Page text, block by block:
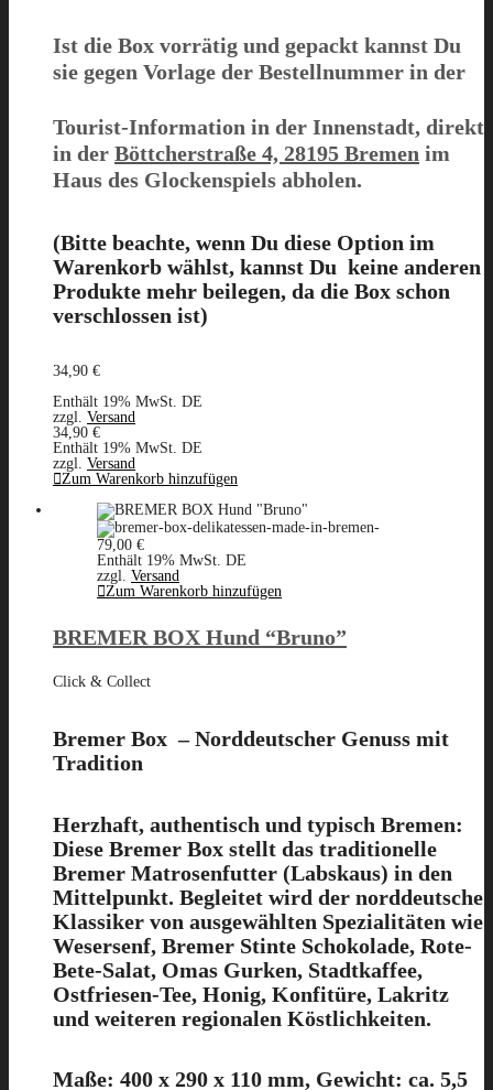
Ist die Box vorrätig und gepackt kannst Du
sie gegen Vorlage der Bestellnummer in der
Tourist-Information in der Innenstadt, direkt
in der Böttcherstraße 4, 28195 Bremen im
Haus des Glockenspiels abholen.
(Bitte beachte, wenn Du diese Option im
Warenkorb wählst, kannst Du keine anderen
Produkte mehr beilegen, da die Box schon
verschlossen ist)
34,90 €
Enthält 19% MwSt. DE
zzgl. Versand
34,90 €
Enthält 19% MwSt. DE
zzgl. Versand
Zum Warenkorb hinzufügen
79,00 €
Enthält 19% MwSt. DE
zzgl. Versand
Zum Warenkorb hinzufügen
BREMER BOX Hund “Bruno”
Click & Collect
Bremer Box – Norddeutscher Genuss mit
Tradition
Herzhaft, authentisch und typisch Bremen:
Diese Bremer Box stellt das traditionelle
Bremer Matrosenfutter (Labskaus) in den
Mittelpunkt. Begleitet wird der norddeutsche
Klassiker von ausgewählten Spezialitäten wie
Wesersenf, Bremer Stinte Schokolade, Rote-
Bete-Salat, Omas Gurken, Stadtkaffee,
Ostfriesen-Tee, Honig, Konfitüre, Lakritz
und weiteren regionalen Köstlichkeiten.
Maße: 400 x 290 x 110 mm, Gewicht: ca. 5,5